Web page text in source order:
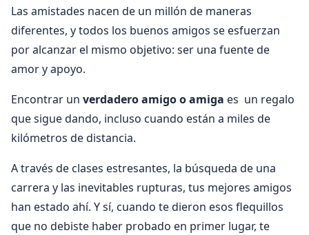
Las amistades nacen de un millón de maneras
diferentes, y todos los buenos amigos se esfuerzan
por alcanzar el mismo objetivo: ser una fuente de
amor y apoyo.
Encontrar un verdadero amigo o amiga es un regalo
que sigue dando, incluso cuando están a miles de
kilómetros de distancia.
A través de clases estresantes, la búsqueda de una
carrera y las inevitables rupturas, tus mejores amigos
han estado ahí. Y sí, cuando te dieron esos flequillos
que no debiste haber probado en primer lugar, te